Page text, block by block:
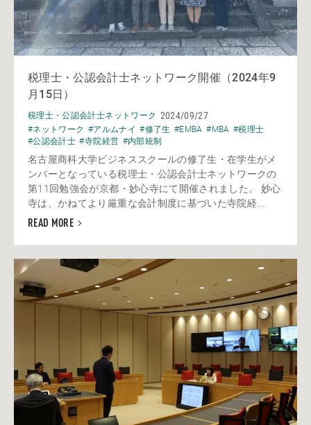
税理士・公認会計士ネットワーク開催（2024年9
月15日）
税理士・公認会計士ネットワーク 2024/09/27
#ネットワーク #アルムナイ #修了生 #EMBA #MBA #税理士
#公認会計士 #寺院経営 #内部統制
名古屋商科大学ビジネススクールの修了生・在学生がメ
ンバーとなっている税理士・公認会計士ネットワークの
第11回勉強会が京都・妙心寺にて開催されました。 妙心
寺は、かねてより厳重な会計制度に基づいた寺院経...
READ MORE